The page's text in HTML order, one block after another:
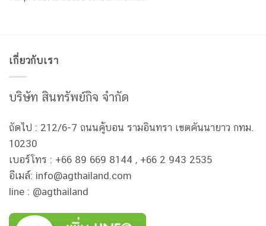
เกี่ยวกับเรา
บริษัท สินทรัพย์กิจ จำกัด
ถัดไป : 212/6-7 ถนนคู้บอน รามอินทรา เขตคันนายาว กทม.
10230
เบอร์โทร : +66 89 669 8144 , +66 2 943 2535
อีเมล์: info@agthailand.com
line : @agthailand